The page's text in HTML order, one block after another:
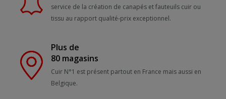
service de la création de canapés et fauteuils cuir ou
tissu au rapport qualité-prix exceptionnel.
Plus de
80 magasins
Cuir N°1 est présent partout en France mais aussi en
Belgique.